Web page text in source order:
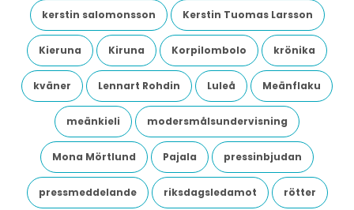
kerstin salomonsson Kerstin Tuomas Larsson
Kieruna Kiruna Korpilombolo krönika
kväner Lennart Rohdin Luleå Meänflaku
meänkieli modersmålsundervisning
Mona Mörtlund Pajala pressinbjudan
pressmeddelande riksdagsledamot rötter